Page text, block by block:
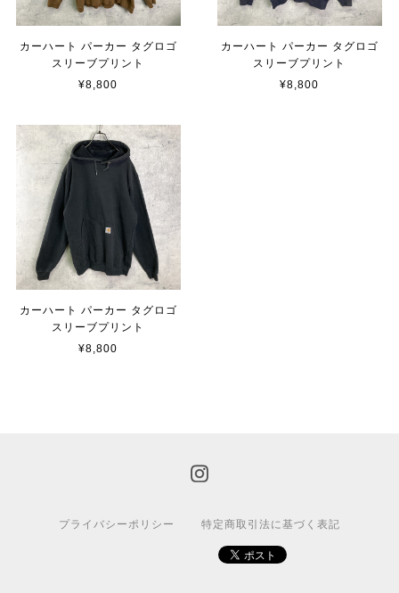
カーハート パーカー タグロゴ
スリーブプリント
¥8,800
カーハート パーカー タグロゴ
スリーブプリント
¥8,800
カーハート パーカー タグロゴ
スリーブプリント
¥8,800
プライバシーポリシー 特定商取引法に基づく表記